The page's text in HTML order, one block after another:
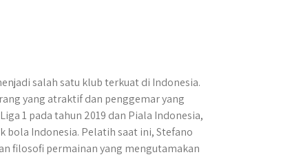
salah satu klub terkuat di Indonesia.
yang atraktif dan penggemar yang
1 pada tahun 2019 dan Piala Indonesia,
bola Indonesia. Pelatih saat ini, Stefano
filosofi permainan yang mengutamakan